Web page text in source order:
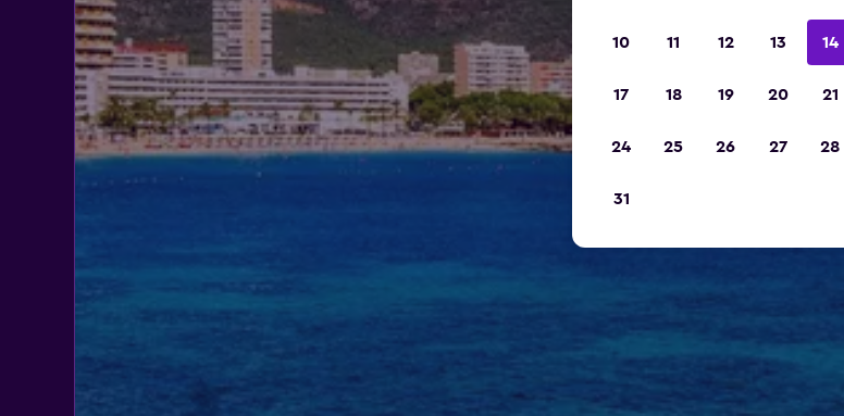
10 11 12 13 14
17 18 19 20 21
24 25 26 27 28
31